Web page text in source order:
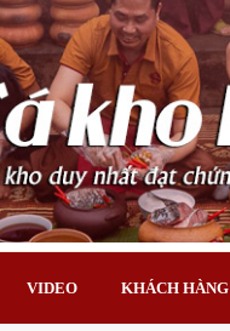
VIDEO KHÁCH HÀNG